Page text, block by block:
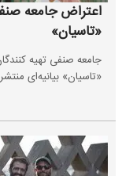
اعتراض جامعه
«تاسیان»
جامعه صنفی تهیه
«تاسیان» بیانیه‌ای